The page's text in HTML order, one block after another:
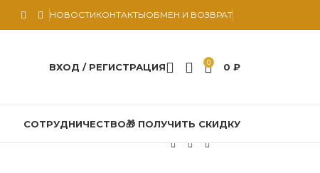
НОВОСТИКОНТАКТЫОБМЕН И ВОЗВРАТ
ВХОД / РЕГИСТРАЦИЯ 0 0 ₽
СОТРУДНИЧЕСТВО🎁 ПОЛУЧИТЬ СКИДКУ